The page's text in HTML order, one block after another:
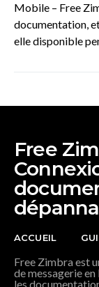
Mobile – Free
documentation,
elle disponible
Free
ACCUEIL
Free Zimbra est
de messagerie
les